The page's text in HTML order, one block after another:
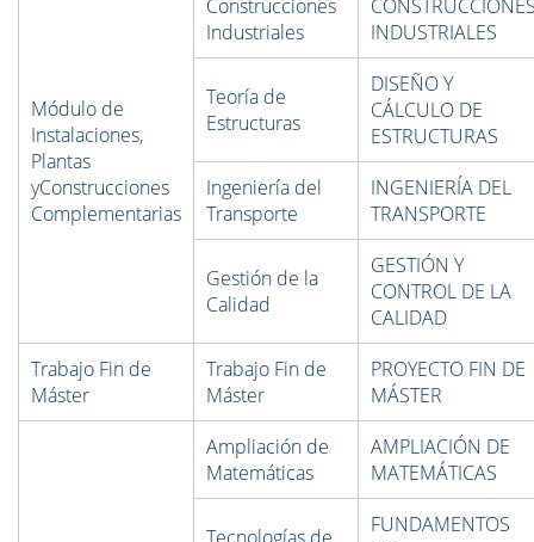
Módulo de
Instalaciones,
Plantas
yConstrucciones
Complementarias
Construcciones
Industriales
INDUSTRIALES
Teoría de
Estructuras
DISEÑO Y
CÁLCULO DE
ESTRUCTURAS
Ingeniería del
Transporte
INGENIERÍA DEL
TRANSPORTE
Gestión de la
Calidad
GESTIÓN Y
CONTROL DE LA
CALIDAD
Trabajo Fin de
Máster
Trabajo Fin de
Máster
PROYECTO FIN DE
MÁSTER
Ampliación de
Matemáticas
AMPLIACIÓN DE
MATEMÁTICAS
FUNDAMENTOS